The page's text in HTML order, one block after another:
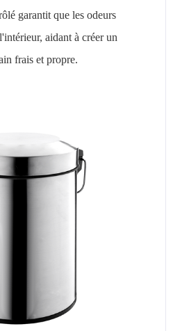
garantit que les odeurs
aidant à créer un
frais et propre.